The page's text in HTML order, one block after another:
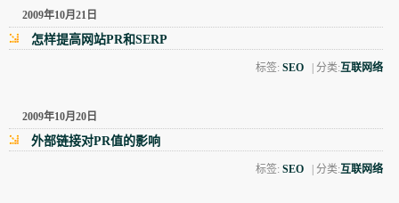
2009年10月21日
怎样提高网站PR和SERP
标签:SEO | 分类:互联网络
2009年10月20日
外部链接对PR值的影响
标签:SEO | 分类:互联网络